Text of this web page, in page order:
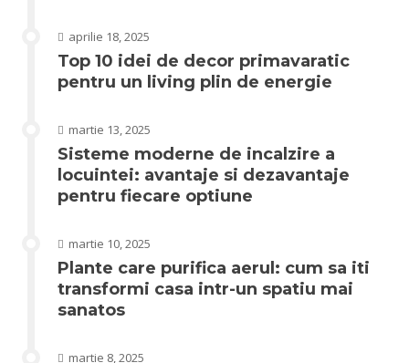
aprilie 18, 2025
Top 10 idei de decor primavaratic
pentru un living plin de energie
martie 13, 2025
Sisteme moderne de incalzire a
locuintei: avantaje si dezavantaje
pentru fiecare optiune
martie 10, 2025
Plante care purifica aerul: cum sa iti
transformi casa intr-un spatiu mai
sanatos
martie 8, 2025